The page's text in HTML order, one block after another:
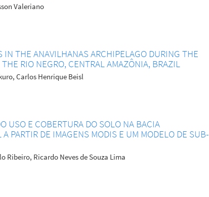
Valeriano
THE ANAVILHANAS ARCHIPELAGO DURING THE
RIO NEGRO, CENTRAL AMAZÔNIA, BRAZIL
Carlos Henrique Beisl
USO E COBERTURA DO SOLO NA BACIA
PARTIR DE IMAGENS MODIS E UM MODELO DE SUB-
Ribeiro, Ricardo Neves de Souza Lima